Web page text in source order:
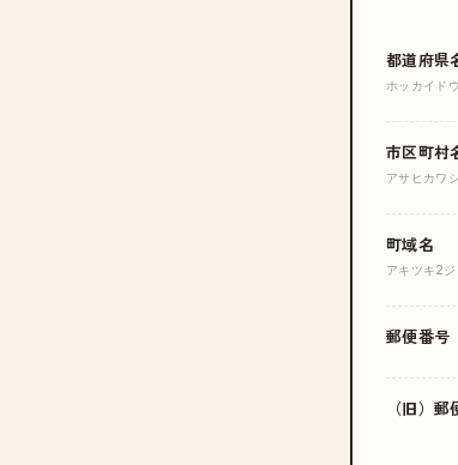
都道府県
ホッカイドウ
市区町村
アサヒカワシ
町域名
アキツキ2ジ
郵便番号
（旧）